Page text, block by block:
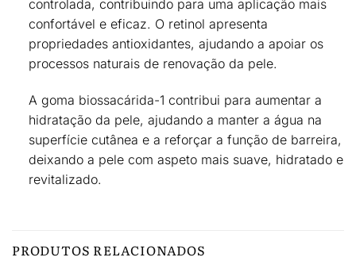
controlada, contribuindo para uma aplicação mais
confortável e eficaz. O retinol apresenta
propriedades antioxidantes, ajudando a apoiar os
processos naturais de renovação da pele.
A goma biossacárida-1 contribui para aumentar a
hidratação da pele, ajudando a manter a água na
superfície cutânea e a reforçar a função de barreira,
deixando a pele com aspeto mais suave, hidratado e
revitalizado.
PRODUTOS RELACIONADOS